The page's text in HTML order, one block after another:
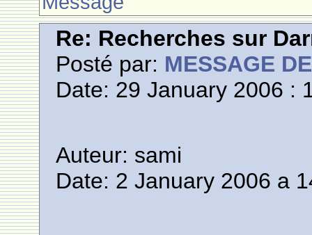
Re: Recherches sur
Posté par: MESSAGE
Date: 29 January 2006 :
Auteur: sami
Date: 2 January 2006 a